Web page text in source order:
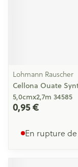
Lohmann Rauscher
Cellona Ouate
5,0cmx2,7m 34585
0,95 €
En rupture de